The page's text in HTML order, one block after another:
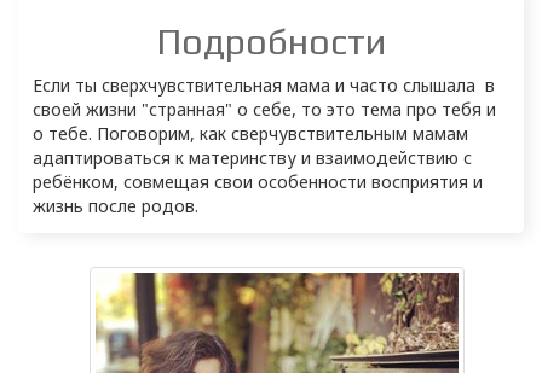
Подробности
Если ты сверхчувствительная мама и часто слышала  в
своей жизни "странная" о себе, то это тема про тебя и
о тебе. Поговорим, как сверчувствительным мамам
адаптироваться к материнству и взаимодействию с
ребёнком, совмещая свои особенности восприятия и
жизнь после родов.